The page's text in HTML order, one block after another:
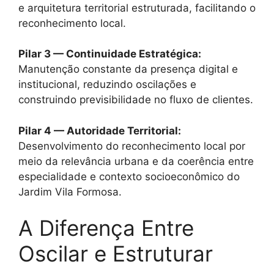
e arquitetura territorial estruturada, facilitando o
reconhecimento local.
Pilar 3 — Continuidade Estratégica:
Manutenção constante da presença digital e
institucional, reduzindo oscilações e
construindo previsibilidade no fluxo de clientes.
Pilar 4 — Autoridade Territorial:
Desenvolvimento do reconhecimento local por
meio da relevância urbana e da coerência entre
especialidade e contexto socioeconômico do
Jardim Vila Formosa.
A Diferença Entre
Oscilar e Estruturar